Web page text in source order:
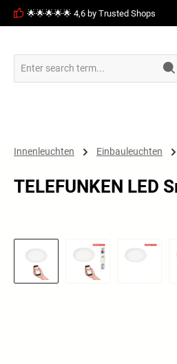
Skip to main navigation
🌟🌟🌟🌟🌟 4,6 by Trusted Shops
Innenleuchten Einbauleuchten
TELEFUNKEN
Skip image gallery